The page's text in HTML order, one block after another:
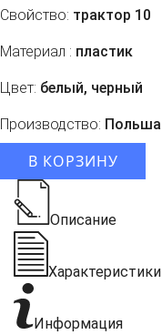
Свойство: трактор 10
Материал : пластик
Цвет: белый, черный
Производство: Польша
В КОРЗИНУ
Описание
Характеристики
Информация